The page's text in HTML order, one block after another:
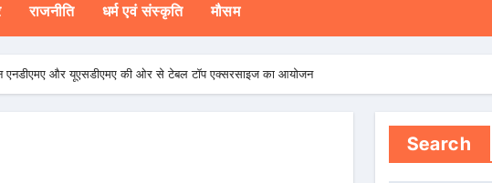
राजनीति धर्म एवं संस्कृति मौसम
एनडीएमए और यूएसडीएमए की ओर से टेबल टॉप एक्सरसाइज का आयोजन
Search